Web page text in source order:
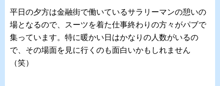
平日の夕方は金融街で働いているサラリーマンの憩いの
場となるので、スーツを着た仕事終わりの方々がパブで
集っています。特に暖かい日はかなりの人数がいるの
で、その場面を見に行くのも面白いかもしれません
（笑）